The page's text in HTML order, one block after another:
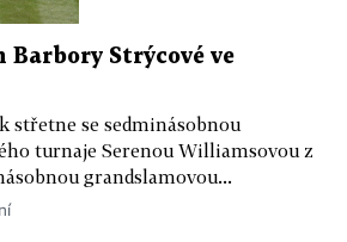
Barbory Strýcové ve
střetne se sedminásobnou
turnaje Serenou Williamsovou z
grandslamovou...